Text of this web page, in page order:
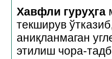
Хавфли гуруҳга
текширув
аниқланмаган
этилиш чора-